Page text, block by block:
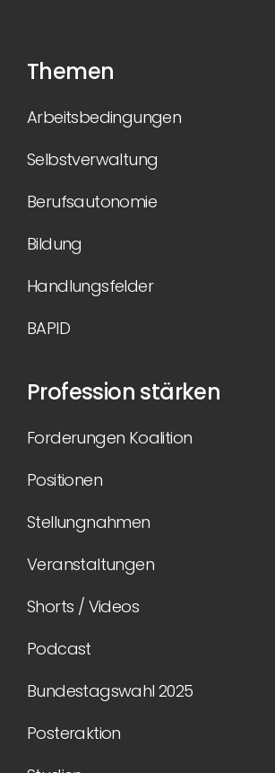
Themen
Arbeitsbedingungen
Selbstverwaltung
Berufsautonomie
Bildung
Handlungsfelder
BAPID
Profession stärken
Forderungen Koalition
Positionen
Stellungnahmen
Veranstaltungen
Shorts / Videos
Podcast
Bundestagswahl 2025
Posteraktion